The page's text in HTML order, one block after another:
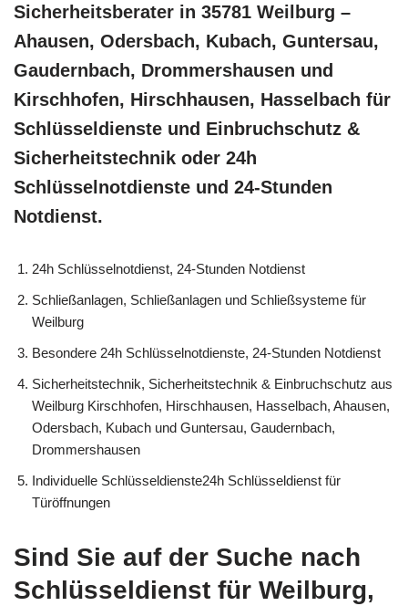
Sicherheitsberater in 35781 Weilburg –
Ahausen, Odersbach, Kubach, Guntersau,
Gaudernbach, Drommershausen und
Kirschhofen, Hirschhausen, Hasselbach für
Schlüsseldienste und Einbruchschutz &
Sicherheitstechnik oder 24h
Schlüsselnotdienste und 24-Stunden
Notdienst.
24h Schlüsselnotdienst, 24-Stunden Notdienst
Schließanlagen, Schließanlagen und Schließsysteme für
Weilburg
Besondere 24h Schlüsselnotdienste, 24-Stunden Notdienst
Sicherheitstechnik, Sicherheitstechnik & Einbruchschutz aus
Weilburg Kirschhofen, Hirschhausen, Hasselbach, Ahausen,
Odersbach, Kubach und Guntersau, Gaudernbach,
Drommershausen
Individuelle Schlüsseldienste24h Schlüsseldienst für
Türöffnungen
Sind Sie auf der Suche nach
Schlüsseldienst für Weilburg,